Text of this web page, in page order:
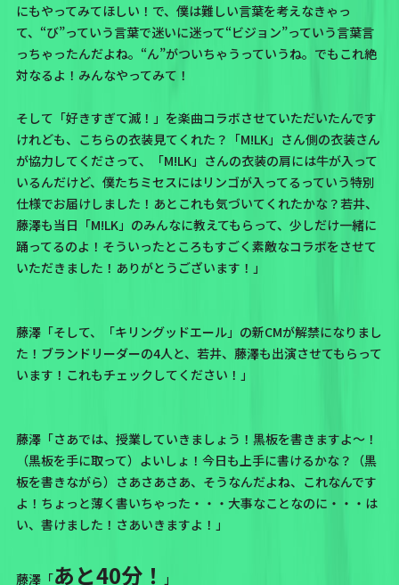
にもやってみてほしい！で、僕は難しい言葉を考えなきゃっ
て、“び”っていう言葉で迷いに迷って“ビジョン”っていう言葉言
っちゃったんだよね。“ん”がついちゃうっていうね。でもこれ絶
対なるよ！みんなやってみて！
そして「好きすぎて滅！」を楽曲コラボさせていただいたんです
けれども、こちらの衣装見てくれた？「M!LK」さん側の衣装さん
が協力してくださって、「M!LK」さんの衣装の肩には牛が入って
いるんだけど、僕たちミセスにはリンゴが入ってるっていう特別
仕様でお届けしました！あとこれも気づいてくれたかな？若井、
藤澤も当日「M!LK」のみんなに教えてもらって、少しだけ一緒に
踊ってるのよ！そういったところもすごく素敵なコラボをさせて
いただきました！ありがとうございます！」
藤澤「そして、「キリングッドエール」の新CMが解禁になりまし
た！ブランドリーダーの4人と、若井、藤澤も出演させてもらって
います！これもチェックしてください！」
藤澤「さあでは、授業していきましょう！黒板を書きますよ〜！
（黒板を手に取って）よいしょ！今日も上手に書けるかな？（黒
板を書きながら）さあさあさあ、そうなんだよね、これなんです
よ！ちょっと薄く書いちゃった・・・大事なことなのに・・・は
い、書けました！さあいきますよ！」
藤澤「あと40分！ 」